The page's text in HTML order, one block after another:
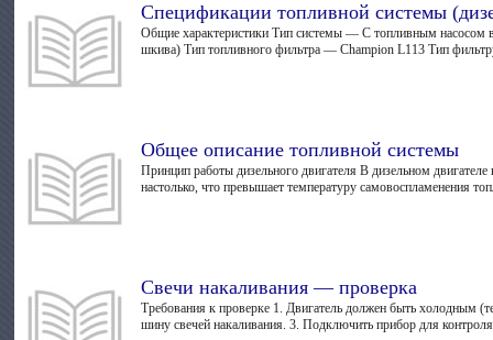
Спецификации топливной системы
Общие характеристики Тип системы — С топливным насосом
шкива) Тип топливного фильтра — Champion L113 Тип
Общее описание топливной системы
Принцип работы дизельного двигателя В дизельном
настолько, что превышает температуру самовоспламенения
Свечи накаливания — проверка
Требования к проверке 1. Двигатель должен быть холодным
шину свечей накаливания. 3. Подключить прибор для